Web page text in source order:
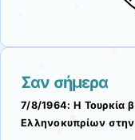
Σαν σήμερα
7/8/1964: Η Τουρκία
Ελληνοκυπρίων